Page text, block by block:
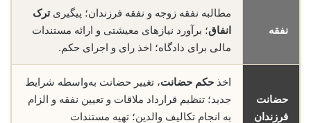
نفقه
مطالبه نفقه زوجه و نفقه فرزندان؛ پیگیریترک
انفاق؛ برآورد نیازهای معیشتی و ارائه مستندات
مالی برای دادگاه؛ اخذ رای و اجرای حکم.
حضانت
فرزندان
اخذ حکم حضانت، تغییر حضانت به‌واسطه شرایط
جدید؛ تنظیم قرارداد ملاقات و تعیین نفقه و الزام
به انجام تکالیف والدین؛ تهیه مستندات